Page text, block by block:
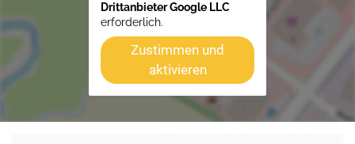
Drittanbieter Google LLC
erforderlich.
Zustimmen und
aktivieren